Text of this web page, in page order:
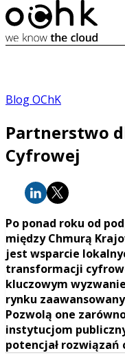
Blog OChK
Partnerstwo
Cyfrowej
Po ponad roku od
między Chmurą
jest wsparcie
transformacji
kluczowym
rynku
Pozwolą one
instytucjom
potencjał rozwiązań